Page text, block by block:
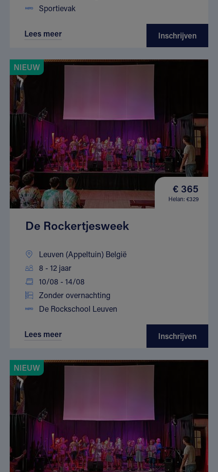
Sportievak
Lees meer Inschrijven
NIEUW
€ 365
Helan: €329
De Rockertjesweek
Leuven (Appeltuin) België
8 - 12 jaar
10/08 - 14/08
Zonder overnachting
De Rockschool Leuven
Lees meer Inschrijven
NIEUW